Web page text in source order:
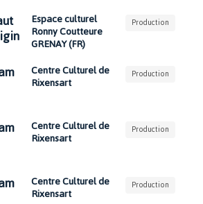
Espace culturel
Ronny Coutteure
GRENAY (FR)
Production
Centre Culturel de
Rixensart Production
Centre Culturel de
Rixensart Production
Centre Culturel de
Rixensart Production